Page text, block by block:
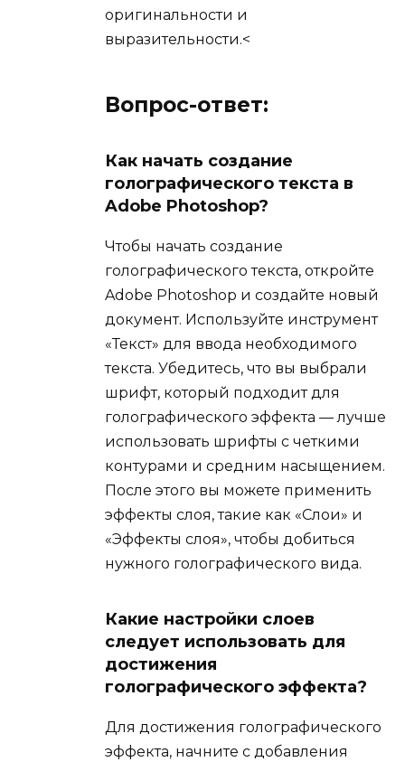
оригинальности и
выразительности.<
Вопрос-ответ:
Как начать создание
голографического текста в
Adobe Photoshop?
Чтобы начать создание
голографического текста, откройте
Adobe Photoshop и создайте новый
документ. Используйте инструмент
«Текст» для ввода необходимого
текста. Убедитесь, что вы выбрали
шрифт, который подходит для
голографического эффекта — лучше
использовать шрифты с четкими
контурами и средним насыщением.
После этого вы можете применить
эффекты слоя, такие как «Слои» и
«Эффекты слоя», чтобы добиться
нужного голографического вида.
Какие настройки слоев
следует использовать для
достижения
голографического эффекта?
Для достижения голографического
эффекта, начните с добавления